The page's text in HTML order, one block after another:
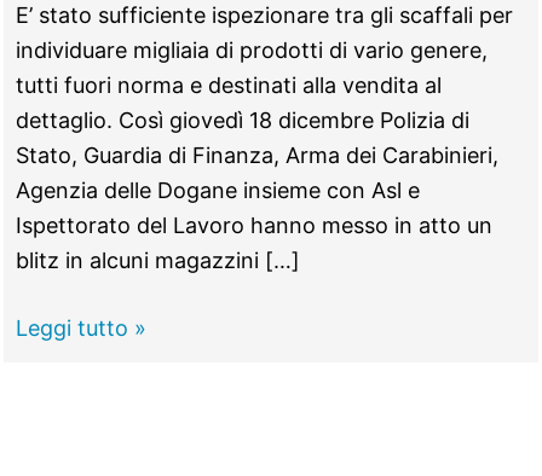
E’ stato sufficiente ispezionare tra gli scaffali per
individuare migliaia di prodotti di vario genere,
tutti fuori norma e destinati alla vendita al
dettaglio. Così giovedì 18 dicembre Polizia di
Stato, Guardia di Finanza, Arma dei Carabinieri,
Agenzia delle Dogane insieme con Asl e
Ispettorato del Lavoro hanno messo in atto un
blitz in alcuni magazzini […]
ROMA
Leggi tutto »